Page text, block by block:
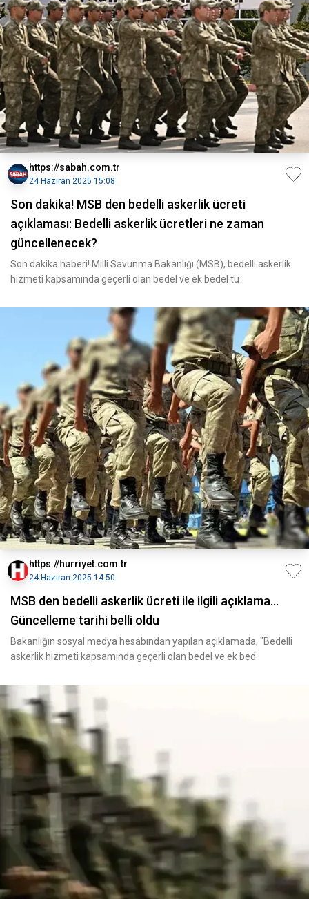
https://sabah.com.tr
24 Haziran 2025 15:08
Son dakika! MSB den bedelli askerlik ücreti
açıklaması: Bedelli askerlik ücretleri ne zaman
güncellenecek?
Son dakika haberi! Milli Savunma Bakanlığı (MSB), bedelli askerlik
hizmeti kapsamında geçerli olan bedel ve ek bedel tu
https://hurriyet.com.tr
24 Haziran 2025 14:50
MSB den bedelli askerlik ücreti ile ilgili açıklama...
Güncelleme tarihi belli oldu
Bakanlığın sosyal medya hesabından yapılan açıklamada, "Bedelli
askerlik hizmeti kapsamında geçerli olan bedel ve ek bed